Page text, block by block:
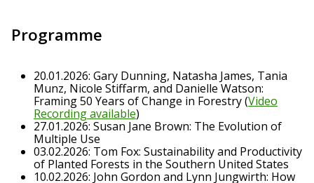
Programme
20.01.2026: Gary Dunning, Natasha James, Tania
Munz, Nicole Stiffarm, and Danielle Watson:
Framing 50 Years of Change in Forestry (Video
Recording available)
27.01.2026: Susan Jane Brown: The Evolution of
Multiple Use
03.02.2026: Tom Fox: Sustainability and Productivity
of Planted Forests in the Southern United States
10.02.2026: John Gordon and Lynn Jungwirth: How